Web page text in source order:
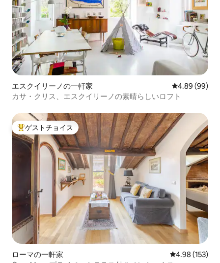
エスクイリーノの一軒家 レビュー99件
4.89 (99)
カサ・クリス、エスクイリーノの素晴らしいロフト
大好評のゲストチョイスです。
ゲストチョイス
ローマの一軒家 レビュー153
4.98 (153)